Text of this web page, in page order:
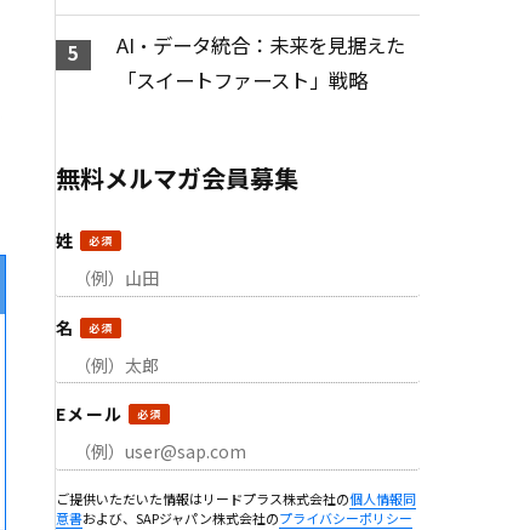
AI・データ統合：未来を見据えた
「スイートファースト」戦略
無料メルマガ会員募集
姓
名
Eメール
ご提供いただいた情報はリードプラス株式会社の個人情報同
意書および、SAPジャパン株式会社のプライバシーポリシー